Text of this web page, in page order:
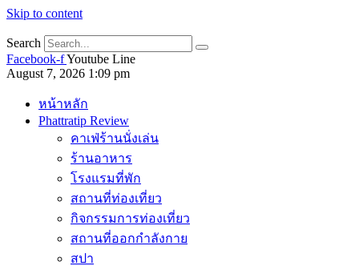
Skip to content
Search
Facebook-fYoutube Line
August 7, 2026 1:09 pm
หน้าหลัก
Phattratip Review
คาเฟ่ร้านนั่งเล่น
ร้านอาหาร
โรงแรมที่พัก
สถานที่ท่องเที่ยว
กิจกรรมการท่องเที่ยว
สถานที่ออกกำลังกาย
สปา